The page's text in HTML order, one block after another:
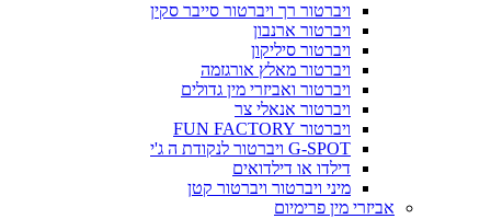
ויברטור רך ויברטור סייבר סקין
ויברטור ארנבון
ויברטור סיליקון
ויברטור מאלץ אורגזמה
ויברטור ואביזרי מין גדולים
ויברטור אנאלי צר
ויברטור FUN FACTORY
G-SPOT ויברטור לנקודת ה ג'י
דילדו או דילדואים
מיני ויברטור ויברטור קטן
אביזרי מין פרימיום